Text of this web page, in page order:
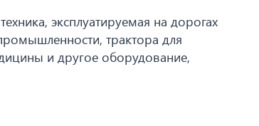
эксплуатируемая на дорогах
трактора для
и другое оборудование,